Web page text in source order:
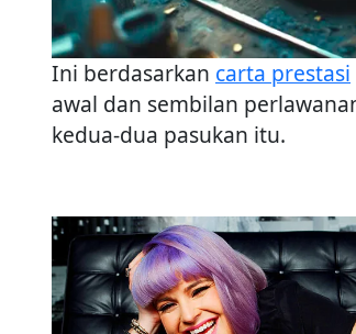
Ini berdasarkan carta prestasi
awal dan sembilan
kedua-dua pasukan itu.